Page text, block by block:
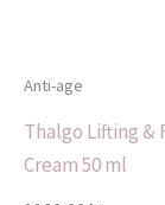
Anti-age
Thalgo Lifting &
Cream 50 ml